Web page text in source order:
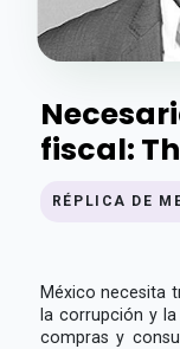
fiscal:
RÉPLICA DE
México necesita
la corrupción y la
compras y